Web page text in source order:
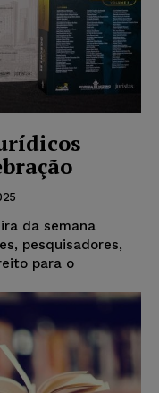
da semana
pesquisadores,
para o